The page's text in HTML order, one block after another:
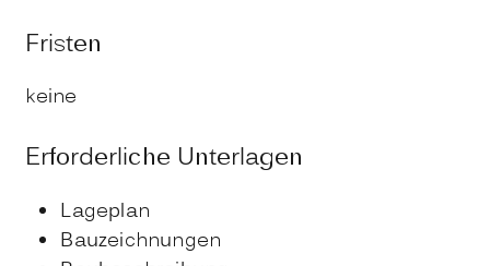
Fristen
keine
Erforderliche Unterlagen
Lageplan
Bauzeichnungen